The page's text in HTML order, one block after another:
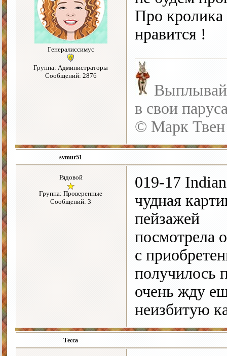
Генералиссимус
Группа: Администраторы
Сообщений: 2876
Про
нравится !
в свои
© Марк Твен
svmur51
Рядовой
Группа: Проверенные
Сообщений: 3
019-17
чудная
пейзажей
посмотрела
с
получилось
очень жду
неизбитую
Тесса